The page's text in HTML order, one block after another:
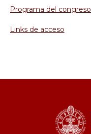
Programa del congreso
Links de acceso